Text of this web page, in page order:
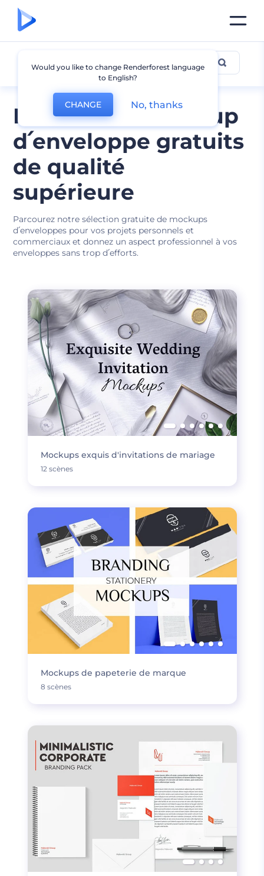
Modèles de mockup
d՛enveloppe gratuits
de qualité
supérieure
Parcourez notre sélection gratuite de mockups
d՛enveloppes pour vos projets personnels et
commerciaux et donnez un aspect professionnel à vos
enveloppes sans trop d՛efforts.
Mockup d՛enveloppe
Mockups exquis d'invitations de mariage
12 scènes
Mockups de papeterie de marque
8 scènes
Would you like to change Renderforest language
to English?
CHANGE No, thanks